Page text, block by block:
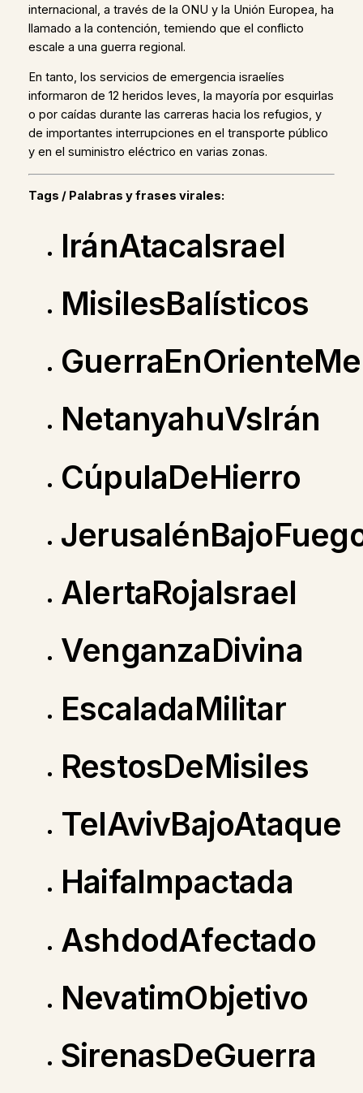
internacional, a través de la ONU y la Unión Europea, ha
llamado a la contención, temiendo que el conflicto
escale a una guerra regional.
En tanto, los servicios de emergencia israelíes
informaron de 12 heridos leves, la mayoría por esquirlas
o por caídas durante las carreras hacia los refugios, y
de importantes interrupciones en el transporte público
y en el suministro eléctrico en varias zonas.
Tags / Palabras y frases virales:
IránAtacaIsrael
MisilesBalísticos
NetanyahuVsIrán
CúpulaDeHierro
AlertaRojaIsrael
VenganzaDivina
EscaladaMilitar
RestosDeMisiles
TelAvivBajoAtaque
HaifaImpactada
AshdodAfectado
NevatimObjetivo
SirenasDeGuerra